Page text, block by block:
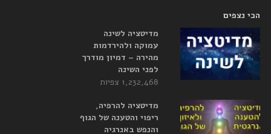
הכי נצפים
מדיטציה לשינה
עמוקה ולהירדמות
מהירה – דמיון מודרך
לפני השינה
1,232,468 צפיות
מדיטציה להרפיה,
ריפוי והטענה של הגוף
והנפש באנרגיה